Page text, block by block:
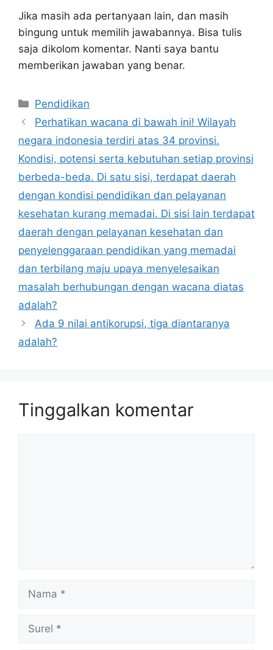
Jika masih ada pertanyaan lain, dan masih
bingung untuk memilih jawabannya. Bisa tulis
saja dikolom komentar. Nanti saya bantu
memberikan jawaban yang benar.
Kategori
Pendidikan
Perhatikan wacana di bawah ini! Wilayah
negara indonesia terdiri atas 34 provinsi.
Kondisi, potensi serta kebutuhan setiap provinsi
berbeda-beda. Di satu sisi, terdapat daerah
dengan kondisi pendidikan dan pelayanan
kesehatan kurang memadai. Di sisi lain terdapat
daerah dengan pelayanan kesehatan dan
penyelenggaraan pendidikan yang memadai
dan terbilang maju upaya menyelesaikan
masalah berhubungan dengan wacana diatas
adalah?
Ada 9 nilai antikorupsi, tiga diantaranya
adalah?
Tinggalkan komentar